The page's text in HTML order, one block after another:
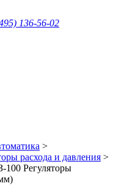
136-56-02
>
расхода и давления >
100 Регуляторы